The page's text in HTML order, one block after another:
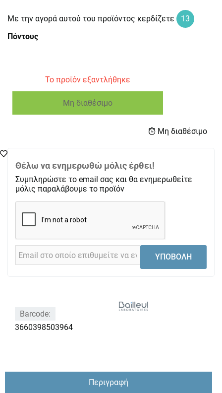
Με την αγορά αυτού του προϊόντος κερδίζετε
13
Πόντους
Το προϊόν εξαντλήθηκε
Μη διαθέσιμο
Μη διαθέσιμο
Θέλω να ενημερωθώ μόλις έρθει!
Συμπληρώστε το email σας και θα ενημερωθείτε
μόλις παραλάβουμε το προϊόν
ΥΠΟΒΟΛΗ
Barcode:
3660398503964
Περιγραφή